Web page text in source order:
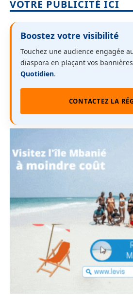
VOTRE PUBLICITÉ ICI
Boostez votre visibilité
Touchez une audience engagée
diaspora en plaçant vos
Quotidien.
CONTACTEZ LA